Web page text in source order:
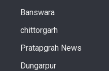
Banswara
chittorgarh
Pratapgrah News
Dungarpur